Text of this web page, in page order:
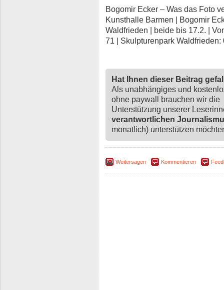
Bogomir Ecker – Was das Foto
Kunsthalle Barmen | Bogomir
Waldfrieden | beide bis 17.2. |
71 | Skulpturenpark Waldfrieden:
Hat Ihnen dieser Beitrag
Als unabhängiges und
ohne paywall brauchen wir die
Unterstützung unserer
verantwortlichen
monatlich) unterstützen
Weitersagen Kommentieren